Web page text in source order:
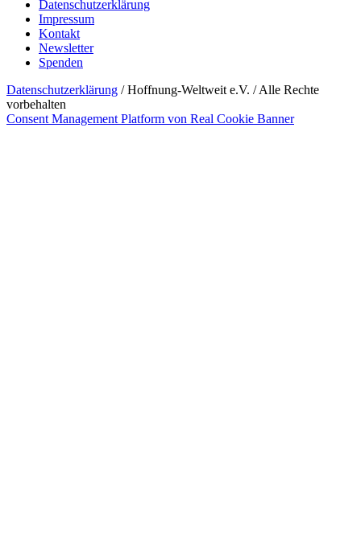
Datenschutzerklärung
Impressum
Kontakt
Newsletter
Spenden
Datenschutzerklärung / Hoffnung-Weltweit e.V. / Alle Rechte
vorbehalten
Consent Management Platform von Real Cookie Banner